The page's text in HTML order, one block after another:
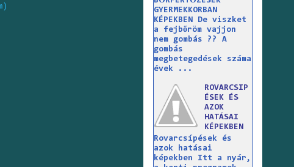
GYERMEKKORBAN
KÉPEKBEN De viszket
a fejbőröm vajjon
nem gombás ?? A
gombás
megbetegedések száma
évek ...
ROVARCSIP
ÉSEK ÉS
AZOK
HATÁSAI
KÉPEKBEN
Rovarcsípések és
azok hatásai
képekben Itt a nyár,